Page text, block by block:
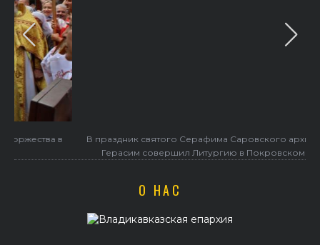
В праздник святого Серафима Саровского архиепископ
Герасим совершил Литургию в Покровском храме
О НАС